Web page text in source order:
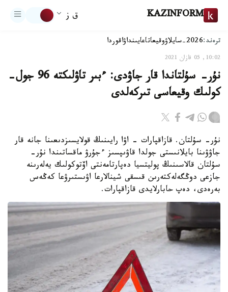
KAZINFORM ق ز
ترەند:2026-سايلاۋ وقيعاتاعايىنداۋاقوردا
10:02, 05 قازان 2021
نۇر- سۇلتاندا قار جاۋدى: ءبىر تاۋلىكتە 96 جول-
كولىك وقيعاسى تىركەلدى
نۇر- سۇلتان. قازاقپارات - اۋا رايىنىڭ قولايسىزدىعىنا جانە قار
جاۋۋىنا بايلانىستى جولدا قاۋىپسىز ءجۇرۋ ماقساتىندا نۇر-
سۇلتان قالاسىنىڭ پوليتسيا دەپارتامەنتى اۆتوكولىك يەلەرىنە
جازعى دوڭگەلەكتەرىن قىسقى شينالارعا اۋىستىرۋعا كەڭەس
بەرەدى، دەپ حابارلايدى قازاقپارات.